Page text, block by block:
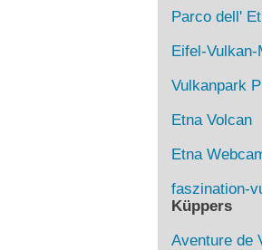
Parco dell'
Eifel-Vulkan-
Vulkanpark
Etna Volcan
Etna
faszination-
Küppers
Aventure de